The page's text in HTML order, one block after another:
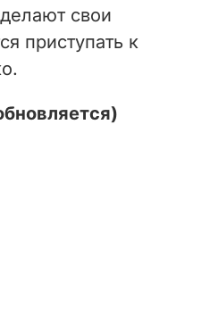
свои
приступать к